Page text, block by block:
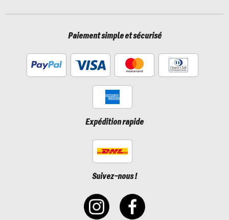
Paiement simple et sécurisé
Expédition rapide
Suivez-nous !